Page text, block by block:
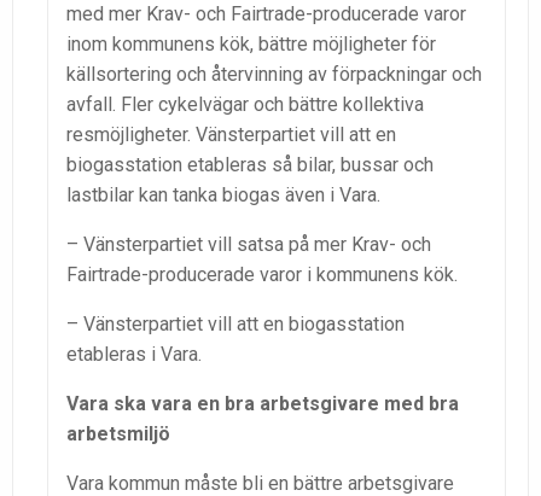
med mer Krav- och Fairtrade-producerade varor
inom kommunens kök, bättre möjligheter för
källsortering och återvinning av förpackningar och
avfall. Fler cykelvägar och bättre kollektiva
resmöjligheter. Vänsterpartiet vill att en
biogasstation etableras så bilar, bussar och
lastbilar kan tanka biogas även i Vara.
– Vänsterpartiet vill satsa på mer Krav- och
Fairtrade-producerade varor i kommunens kök.
– Vänsterpartiet vill att en biogasstation
etableras i Vara.
Vara ska vara en bra arbetsgivare med bra
arbetsmiljö
Vara kommun måste bli en bättre arbetsgivare